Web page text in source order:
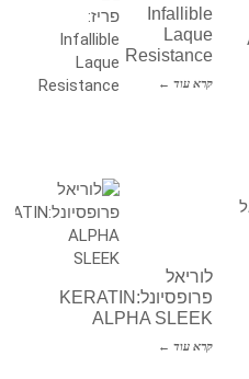
Infallible
Laque
Resistance
קרא עוד ←
לוריאל
פרופסיונל:KERATIN
ALPHA SLEEK
קרא עוד ←